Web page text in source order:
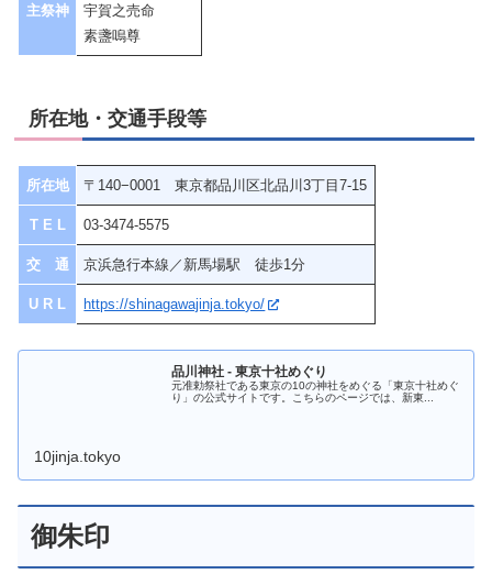
主祭神
宇賀之売命
素盞嗚尊
所在地・交通手段等
所在地 〒140−0001 東京都品川区北品川3丁目7-15
T E L 03-3474-5575
交 通 京浜急行本線／新馬場駅 徒歩1分
U R L https://shinagawajinja.tokyo/
品川神社 - 東京十社めぐり
元准勅祭社である東京の10の神社をめぐる「東京十社めぐ
り」の公式サイトです。こちらのページでは、新東...
10jinja.tokyo
御朱印